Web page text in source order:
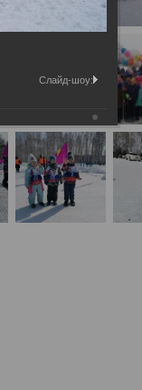
Слайд-шоу: